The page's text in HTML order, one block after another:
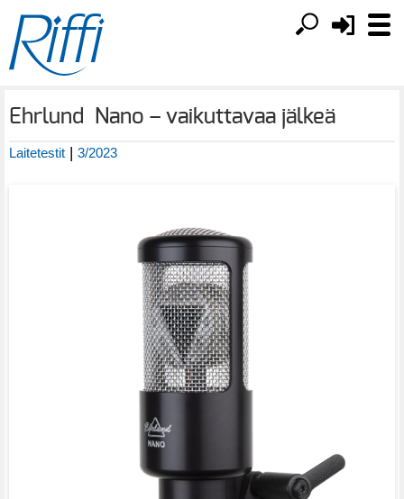
Ehrlund Nano – vaikuttavaa jälkeä
Laitetestit | 3/2023